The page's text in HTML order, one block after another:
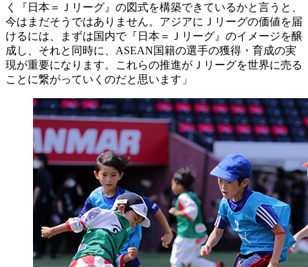
く『日本＝Ｊリーグ』の図式を構築できているかと言うと、
今はまだそうではありません。アジアにＪリーグの価値を届
けるには、まずは国内で『日本＝Ｊリーグ』のイメージを醸
成し、それと同時に、ASEAN国籍の選手の獲得・育成の実
現が重要になります。これらの推進がＪリーグを世界に売る
ことに繋がっていくのだと思います」